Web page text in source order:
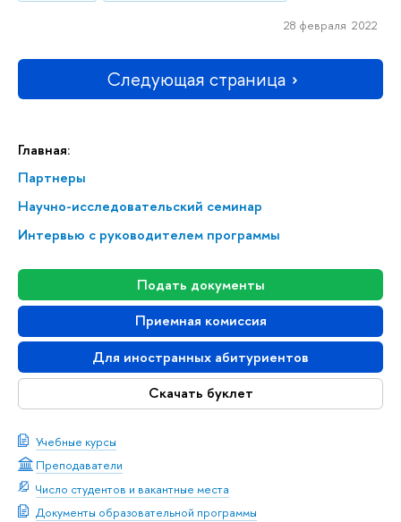
Главная:
Партнеры
Научно-исследовательский семинар
Интервью с руководителем программы
Подать документы
Приемная комиссия
Для иностранных абитуриентов
Скачать буклет
Учебные курсы
Преподаватели
Число студентов и вакантные места
Документы образовательной программы
28 февраля 2022
Следующая страница